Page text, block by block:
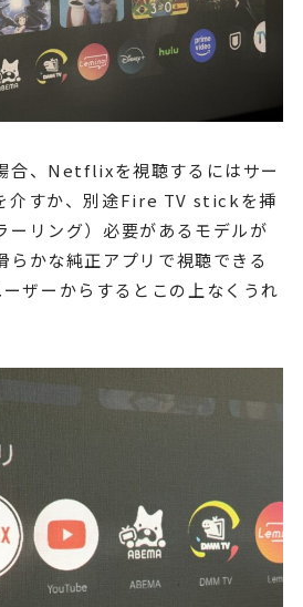
合、Netflixを視聴するにはサー
介すか、別途Fire TV stickを挿
ーリング）必要があるモデルが
らかな純正アプリで視聴できる
ザーからするとこの上なくうれ